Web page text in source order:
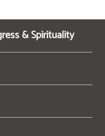
& Spirituality